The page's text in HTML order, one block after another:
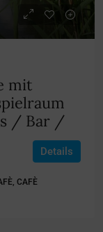
mit
/ Bar /
CAFÈ
Details